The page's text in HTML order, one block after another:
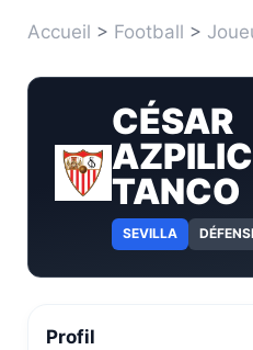
Accueil > Football >
CÉSAR
TANCO
SEVILLA
Profil